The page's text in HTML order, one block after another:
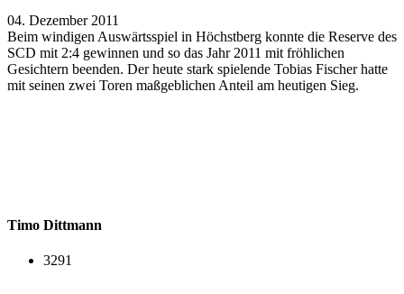
04. Dezember 2011
Beim windigen Auswärtsspiel in Höchstberg konnte die Reserve des
SCD mit 2:4 gewinnen und so das Jahr 2011 mit fröhlichen
Gesichtern beenden. Der heute stark spielende Tobias Fischer hatte
mit seinen zwei Toren maßgeblichen Anteil am heutigen Sieg.
Timo Dittmann
3291